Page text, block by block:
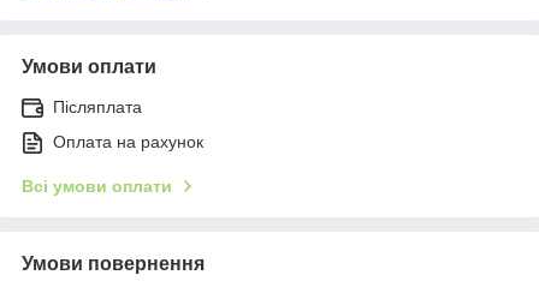
Умови оплати
Післяплата
Оплата на рахунок
Всі умови оплати
Умови повернення